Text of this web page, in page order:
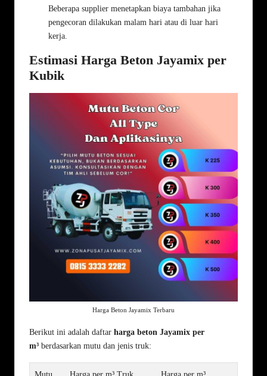
Beberapa supplier menetapkan biaya tambahan jika
pengecoran dilakukan malam hari atau di luar hari
kerja.
Estimasi Harga Beton Jayamix per
Kubik
Harga Beton Jayamix Terbaru
Berikut ini adalah daftar harga beton Jayamix per
m³ berdasarkan mutu dan jenis truk: